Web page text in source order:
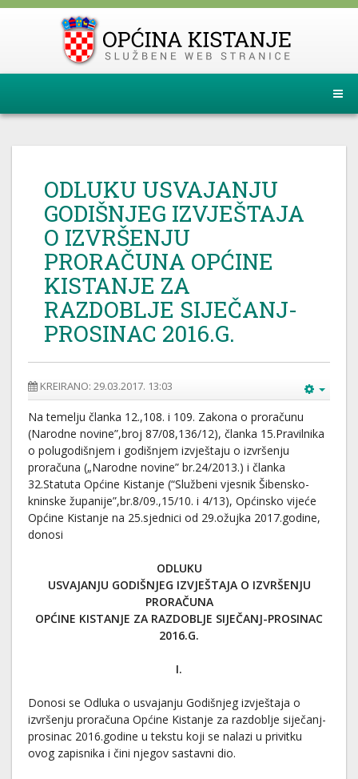
ODLUKU USVAJANJU
GODIŠNJEG IZVJEŠTAJA
O IZVRŠENJU
PRORAČUNA OPĆINE
KISTANJE ZA
RAZDOBLJE SIJEČANJ-
PROSINAC 2016.G.
KREIRANO: 29.03.2017. 13:03
Na temelju članka 12.,108. i 109. Zakona o proračunu
(Narodne novine”,broj 87/08,136/12), članka 15.Pravilnika
o polugodišnjem i godišnjem izvještaju o izvršenju
proračuna („Narodne novine” br.24/2013.) i članka
32.Statuta Općine Kistanje (“Službeni vjesnik Šibensko-
kninske županije”,br.8/09.,15/10. i 4/13), Općinsko vijeće
Općine Kistanje na 25.sjednici od 29.ožujka 2017.godine,
donosi
ODLUKU
USVAJANJU GODIŠNJEG IZVJEŠTAJA O IZVRŠENJU
PRORAČUNA
OPĆINE KISTANJE ZA RAZDOBLJE SIJEČANJ-PROSINAC
2016.G.
I.
Donosi se Odluka o usvajanju Godišnjeg izvještaja o
izvršenju proračuna Općine Kistanje za razdoblje siječanj-
prosinac 2016.godine u tekstu koji se nalazi u privitku
ovog zapisnika i čini njegov sastavni dio.